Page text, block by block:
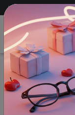
Доставка по всей России
САЛОН ОПТИКИ
Главная
Biofinity Toric, 3шт
BIOFINITY